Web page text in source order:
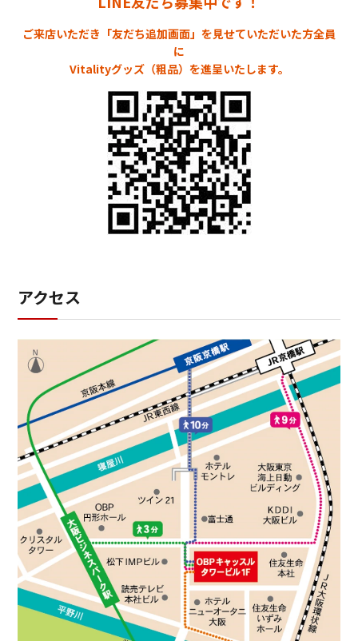
ご来店いただき「友だち追加画面」を見せていただいた方全員
に
Vitalityグッズ（粗品）を進呈いたします。
アクセス